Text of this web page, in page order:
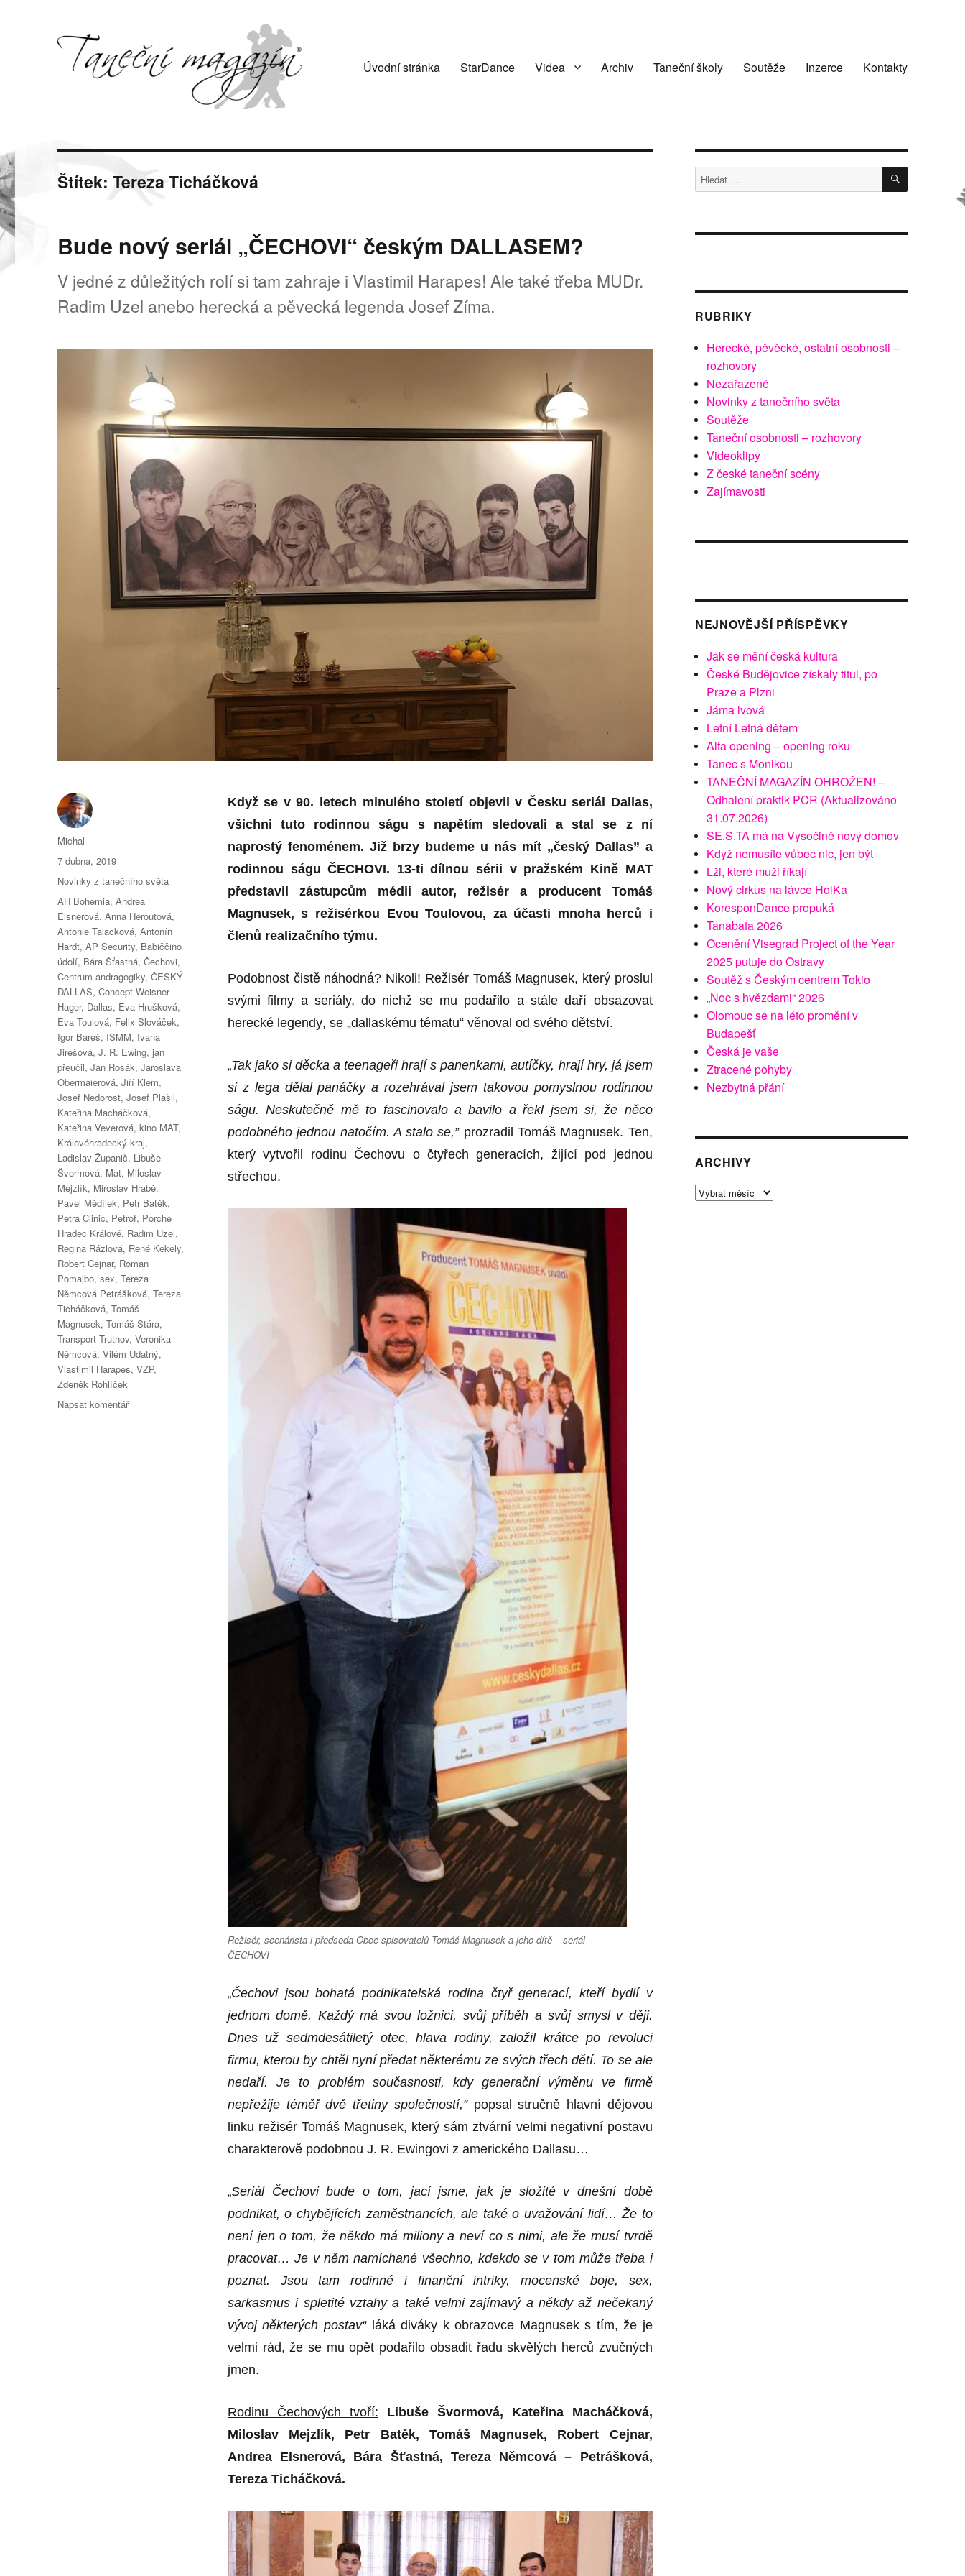
Úvodní stránka StarDance Videa Archiv Taneční školy Soutěže Inzerce Kontakty
Štítek:Tereza Ticháčková
Bude nový seriál „ČECHOVI“ českým DALLASEM?
V jedné z důležitých rolí si tam zahraje i Vlastimil Harapes! Ale také třeba MUDr.
Radim Uzel anebo herecká a pěvecká legenda Josef Zíma.
Když se v 90. letech minul ého století objevil v Česku seriál Dallas,
všichni tuto rodinnou ságu s napětím sledovali a stal se z ní
naprostý fenoménem. Již brzy budeme u nás mít „český Dallas” a
rodinnou ságu ČECHOVI. 13-ti dílnou sérii v pražském Kině MAT
představil zástupcům médií autor, režisér a producent Tomáš
Magnusek, s režisérkou Evou Toulovou, za účasti mnoha herců i
členů realizačního týmu.
Podobnost čistě náhodná? Nikoli! Režisér Tomáš Magnusek, který proslul
svými filmy a seriály, do nichž se mu podařilo a stá le daří obsazovat
herecké legendy, se „dallaskému tématu“věnoval od svého dětství.
„Tak jako si děcka a teenageři hrají s panenkami, autíčky, hrají hry, já jsem
si z lega dělal panáčky a rozehrával jsem takovou pomyslnou rodinnou
ságu. Neskutečně mě to fascinovalo a bavilo a řekl jsem si, že něco
podobného jednou natočím. A stalo se,” prozradil Tomáš Magnusek. Ten,
který vytvořil rodinu Čechovu o čtyřech generacích, žijící pod jednou
střechou.
Režisér, scenárista i předseda Obce spisovatelů Tomáš Magnusek a jeho dítě – seriál
ČECHOVI
„Čechovi jsou bohatá podnikatelská rodina čtyřgenerací, kteří bydlí v
jednom domě. Každý má svou ložnici, svůj příběh a svůj smysl v ději.
Dnes už sedmdesátiletý otec, hlava rodiny, založil krátce po revoluci
firmu, kterou by chtěl nyní předat některému ze svých třech dětí. To se ale
nedaří. Je to problém současnosti, kdy generační výměnu ve firmě
nepřežije téměř dvě třetiny společností,” popsal stručně hlavní dějovou
linku režisér Tomáš Magnusek, který sám ztvární velmi negativní postavu
charakterově podobnou J. R. Ewingovi z amerického Dallasu…
„Seriál Čechovi bude o tom, jací jsme, jak je složité v dnešní době
podnikat, o chybějících zaměstnancích, ale takéo uvažování lidí… Že to
není jen o tom, že někdo má miliony a neví cos nimi, ale že musí tvrdě
pracovat…Je vněm namíchané všechno, kdekdo se v tom může třeba i
poznat. Jsou tam rodinné i finanční intriky, mocenské boje, sex,
sarkasmus ispletité vztahy a také velmi zajímavý a někdy až nečekaný
vývoj některých postav“ lákádiváky k obrazovce Magnuseks tím, že je
velmi rád, že se mu opět podařilo obsadit řadu skvělých herců zvučných
jmen.
Rodinu Čechových tvoří: Libuše Švormová, Kateřina Macháčková,
Miloslav Mejzlík, Petr Batěk, Tomáš Magnusek, Robert Cejnar,
Andrea Elsnerová, Bára Šťastná, Tereza Němcová – Petrášková,
Tereza Ticháčková.
Autor:
Michal
Publikováno:
7 dubna, 2019
Rubriky:
Novinky z tanečního světa
Štítky:
AH Bohemia,Andrea
Elsnerová,Anna Heroutová,
Antonie Talacková,Antonín
Hardt,AP Security, Babiččino
údolí, Bára Šťastná,Čechovi,
Centrum andragogiky,ČESKÝ
DALLAS,Concept Weisner
Hager, Dallas, Eva Hrušková,
Eva Toulová, Felix Slováček,
Igor Bareš, ISMM, Ivana
Jirešová,J. R. Ewing,jan
přeučil,Jan Rosák,Jaroslava
Obermaierová,Jiří Klem,
Josef Nedorost,Josef Plašil,
Kateřina Macháčková,
Kateřina Veverová,kino MAT,
Královéhradecký kraj,
Ladislav Županič, Libuše
Švormová, Mat, Miloslav
Mejzlík, Miroslav Hrabě,
Pavel Mědílek, Petr Batěk,
Petra Clinic, Petrof, Porche
Hradec Králové, Radim Uzel,
Regina Rázlová, René Kekely,
Robert Cejnar, Roman
Pomajbo,sex,Tereza
Němcová Petrášková,Tereza
Ticháčková,Tomáš
Magnusek,Tomáš Stára,
Transport Trutnov,Veronika
Němcová,Vilém Udatný,
Vlastimil Harapes,VZP,
Zdeněk Rohlíček
Napsat komentářpro
Hledat: HLEDÁNÍ
RUBRIKY
Herecké, pěvěcké, ostatní osobnosti –
rozhovory
Nezařazené
Novinky z tanečního světa
Soutěže
Taneční osobnosti – rozhovory
Videoklipy
Z české taneční scény
Zajímavosti
NEJNOVĚJŠÍ PŘÍSPĚVKY
Jak se mění česká kultura
České Budějovice získaly titul, po
Praze a Plzni
Jáma lvová
Letní Letná dětem
Alta opening – opening roku
Tanec s Monikou
TANEČNÍ MAGAZÍN OHROŽEN! –
Odhalení praktik PCR (Aktualizováno
31.07.2026)
SE.S.TA má na Vysočině nový domov
Když nemusíte vůbec nic, jen být
Lži, které muži říkají
Nový cirkus na lávce HolKa
KoresponDance propuká
Tanabata 2026
Ocenění Visegrad Project of the Year
2025 putuje do Ostravy
Soutěž s Českým centrem Tokio
„Noc s hvězdami“ 2026
Olomouc se na léto promění v
Budapešť
Česká je vaše
Ztracené pohyby
Nezbytná přání
ARCHIVY
Archivy